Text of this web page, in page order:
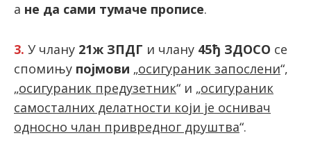
а не да сами тумаче прописе.
3. У члану 21ж ЗПДГ и члану 45ђ ЗДОСО се
спомињу појмови „осигураник запослени“,
„осигураник предузетник“ и „осигураник
самосталних делатности који је оснивач
односно члан привредног друштва“.